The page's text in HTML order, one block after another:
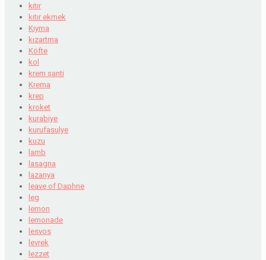
kıtır
kıtır ekmek
Kıyma
kızartma
Köfte
kol
krem şanti
Krema
krep
kroket
kurabiye
kurufasulye
kuzu
lamb
lasagna
lazanya
leave of Daphne
leg
lemon
lemonade
lesvos
levrek
lezzet